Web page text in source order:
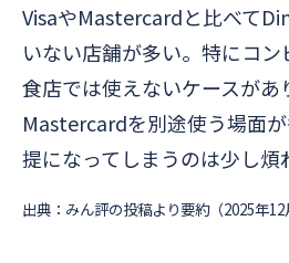
VisaやMastercardと比べて
いない店舗が多い。特にコ
食店では使えないケースがあ
Mastercardを別途使う場面
提になってしまうのは少し煩
出典：みん評の投稿より要約（2025年12